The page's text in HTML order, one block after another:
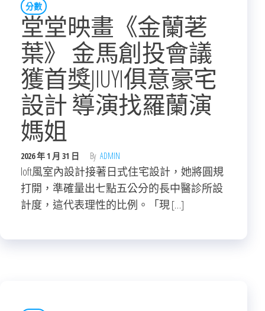
分數
堂堂映畫《金蘭荖
葉》 金馬創投會議
獲首獎JIUYI俱意豪宅
設計 導演找羅蘭演
媽姐
2026 年 1 月 31 日 By ADMIN
loft風室內設計接著日式住宅設計，她將圓規
打開，準確量出七點五公分的長中醫診所設
計度，這代表理性的比例。「現 […]